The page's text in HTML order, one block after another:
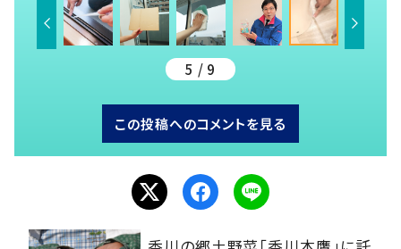
5 / 9
この投稿へのコメントを見る